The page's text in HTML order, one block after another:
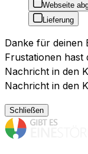
Webseite
Lieferung
Danke für deinen
Frustationen hast
Nachricht in den
Nachricht in den
Schließen